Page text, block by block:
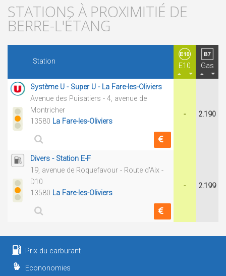
STATIONS À PROXIMITIÉ DE
BERRE-L'ÉTANG
Station
E10 Gas
Système U - Super U - La Fare-les-Oliviers
Avenue des Puisatiers - 4, avenue de
Montricher
13580 La Fare-les-Oliviers
- 2.190
Divers - Station E-F
19, avenue de Roquefavour - Route d'Aix -
D10
13580 La Fare-les-Oliviers
- 2.199
Prix du carburant
Econonomies